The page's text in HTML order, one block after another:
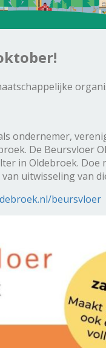
ondernemer,
De Beursvloer
in Oldebroek. Doe
uitwisseling van
beursvloer